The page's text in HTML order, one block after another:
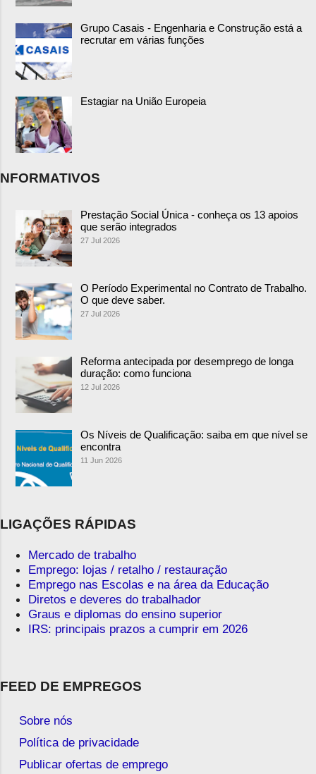
Grupo Casais - Engenharia e Construção está a
recrutar em várias funções
Estagiar na União Europeia
NFORMATIVOS
Prestação Social Única - conheça os 13 apoios
que serão integrados
27 Jul 2026
O Período Experimental no Contrato de Trabalho.
O que deve saber.
27 Jul 2026
Reforma antecipada por desemprego de longa
duração: como funciona
12 Jul 2026
Os Níveis de Qualificação: saiba em que nível se
encontra
11 Jun 2026
LIGAÇÕES RÁPIDAS
Mercado de trabalho
Emprego: lojas / retalho / restauração
Emprego nas Escolas e na área da Educação
Diretos e deveres do trabalhador
Graus e diplomas do ensino superior
IRS: principais prazos a cumprir em 2026
FEED DE EMPREGOS
Sobre nós
Política de privacidade
Publicar ofertas de emprego